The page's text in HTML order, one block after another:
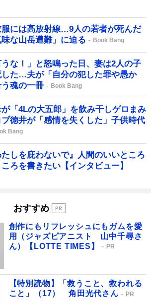
には高放射線…9人の若者が死んだ
味な山岳遭難」に迫る
Book Bang
うな！」と怒鳴った日、妻は2人の子
した…夫が「自分の犯した罪や愚か
魂の一冊
Book Bang
「4Lの大五郎」を飲み干しゲロまみ
徳井が「感情を失くした」子供時代
Bang
しを庇わないで』人間のいいところ
ろを書きたい【インタビュー】
おすすめ
創作にもリフレッシュにもガムを愛
用（ジャズピアニスト 山中千尋さ
ん）【LOTTE TIMES】
PR
【特別読物】「救うこと、救われる
こと」（17） 角田光代さん
PR